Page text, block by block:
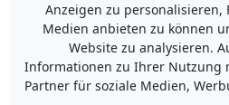
Anzeigen zu personalisieren,
Medien anbieten zu können
Website zu analysieren.
Informationen zu Ihrer Nutzung
Partner für soziale Medien,